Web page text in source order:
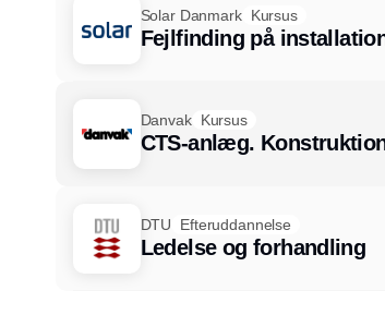
Solar Danmark Kursus
Fejlfinding på
Danvak Kursus
CTS-anlæg.
DTU Efteruddannelse
Ledelse og forhandling